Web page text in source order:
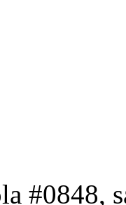
#0848,